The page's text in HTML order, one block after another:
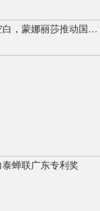
填补国内技术空白，蒙娜丽莎推动国际标准落地本地国标
蝉联广东专利奖